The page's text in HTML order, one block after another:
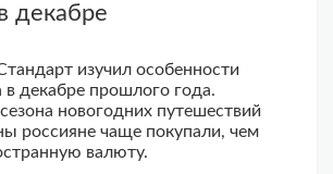
декабре
изучил особенности
декабре прошлого года.
новогодних путешествий
россияне чаще покупали, чем
валюту.